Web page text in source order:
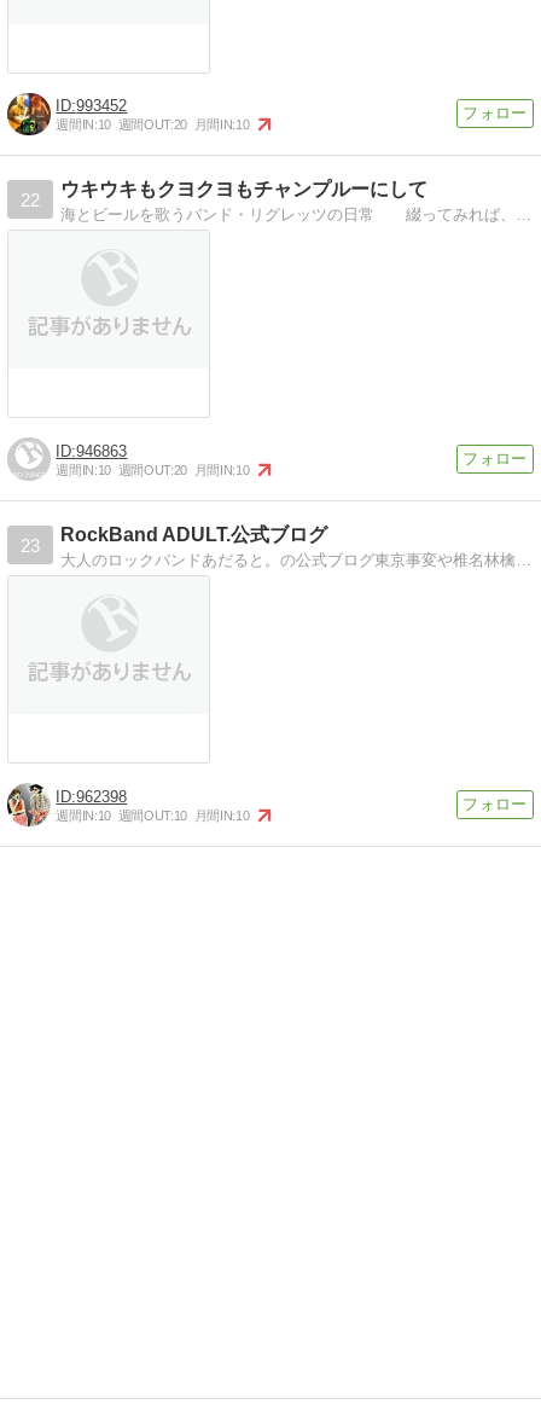
993452
週間IN:10 週間OUT:20 月間IN:10
22
ウキウキもクヨクヨもチャンプルーにして
946863
週間IN:10 週間OUT:20 月間IN:10
23
RockBand ADULT.公式ブログ
962398
週間IN:10 週間OUT:10 月間IN:10